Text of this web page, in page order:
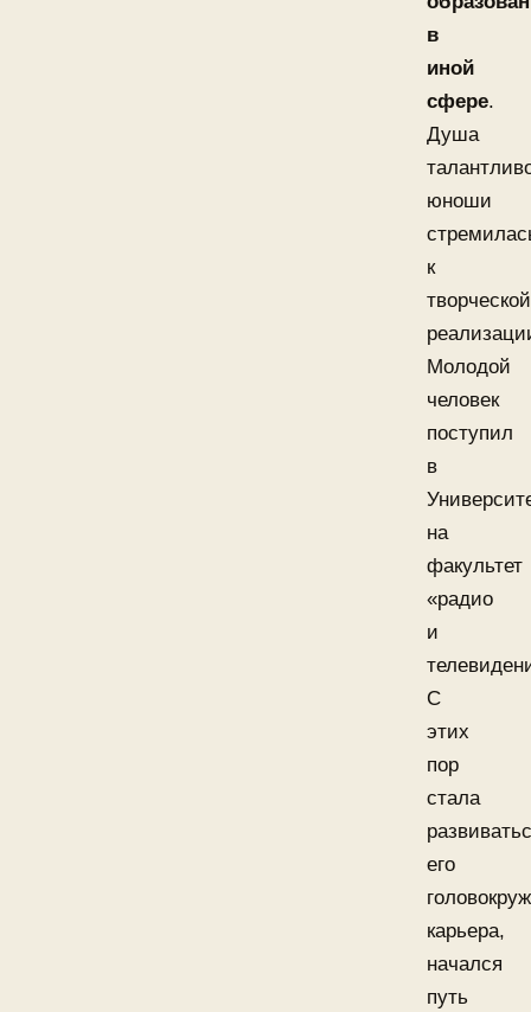
в
иной
сфере.
Душа
юноши
к
творческой
Молодой
человек
поступил
в
на
факультет
«радио
и
С
этих
пор
стала
его
карьера,
начался
путь